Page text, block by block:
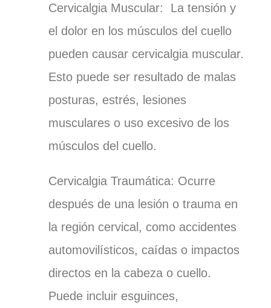
Cervicalgia Muscular: La tensión y
el dolor en los músculos del cuello
pueden causar cervicalgia muscular.
Esto puede ser resultado de malas
posturas, estrés, lesiones
musculares o uso excesivo de los
músculos del cuello.
Cervicalgia Traumática: Ocurre
después de una lesión o trauma en
la región cervical, como accidentes
automovilísticos, caídas o impactos
directos en la cabeza o cuello.
Puede incluir esguinces,